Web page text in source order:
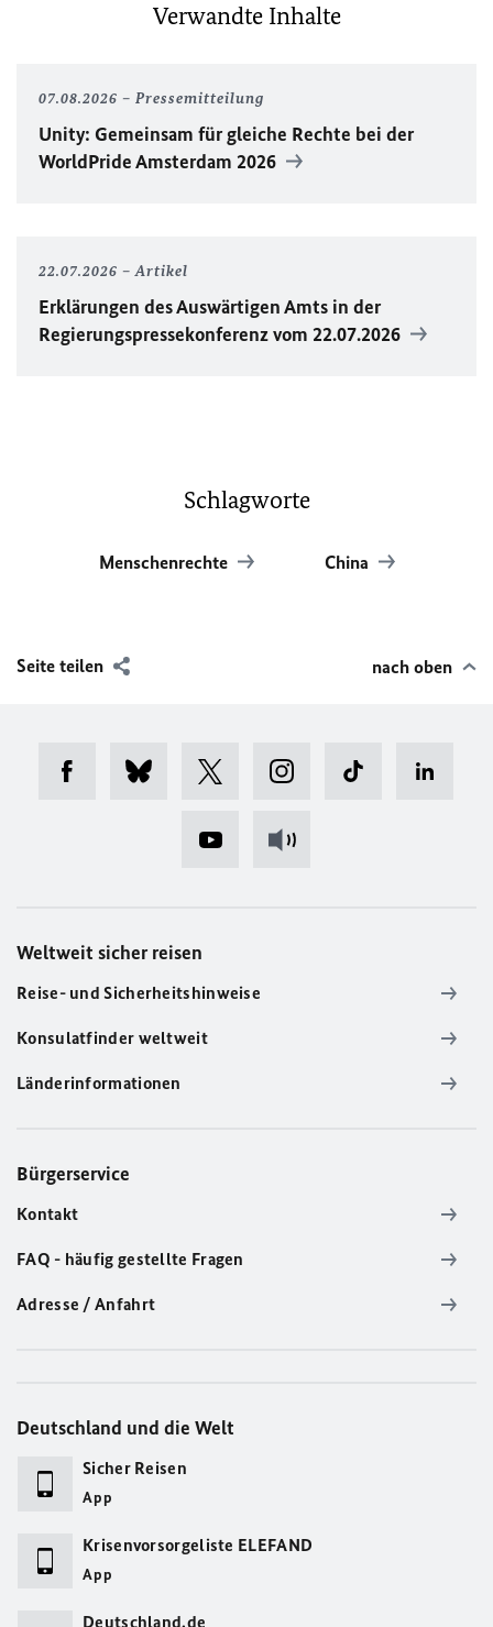
Verwandte Inhalte
07.08.2026 Pressemitteilung
Unity: Gemeinsam für gleiche Rechte bei der
WorldPrideAmsterdam 2026
22.07.2026 Artikel
Erklärungen des Auswärtigen Amts in der
Regierungspressekonferenz vom 22.07.2026
Schlagworte
Menschenrechte China
Seite teilen nach oben
Weltweit sicher reisen
Reise- und Sicherheitshinweise
Konsulatfinder weltweit
Länderinformationen
Bürgerservice
Kontakt
FAQ - häufig gestellte Fragen
Adresse / Anfahrt
Deutschland und die Welt
Sicher Reisen
App
Krisenvorsorgeliste ELEFAND
App
Deutschland.de